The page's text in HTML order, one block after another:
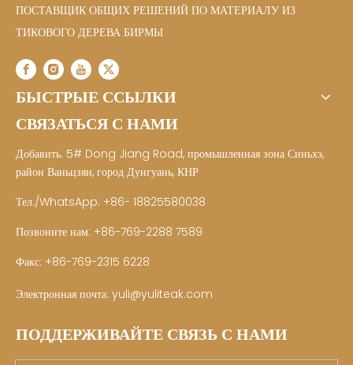
ПОСТАВЩИК ОБЩИХ РЕШЕНИЙ ПО МАТЕРИАЛУ ИЗ
ТИКОВОГО ДЕРЕВА БИРМЫ
БЫСТРЫЕ ССЫЛКИ
СВЯЗАТЬСЯ С НАМИ
Добавить: 5# Dong Jiang Road, промышленная зона Синьхэ,
район Ваньцзян, город Дунгуань, КНР
Тел./WhatsApp: +86- 18825580038
Позвоните нам: +86-769-2288 7589
Факс: +86-769-2315 6228
Электронная почта: yuli@yuliteak.com
ПОДДЕРЖИВАЙТЕ СВЯЗЬ С НАМИ